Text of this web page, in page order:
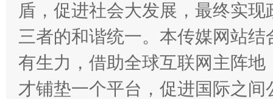
盾，促进社会大发展，最终实
三者的和谐统一。本传媒网站
有生力，借助全球互联网主阵
才铺垫一个平台，促进国际之